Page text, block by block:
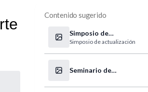
Contenido sugerido
Simposio de
Complicaciones
Cardiovasculares y
Simposio de actualización
Seminario de
lactantes: Prevención y